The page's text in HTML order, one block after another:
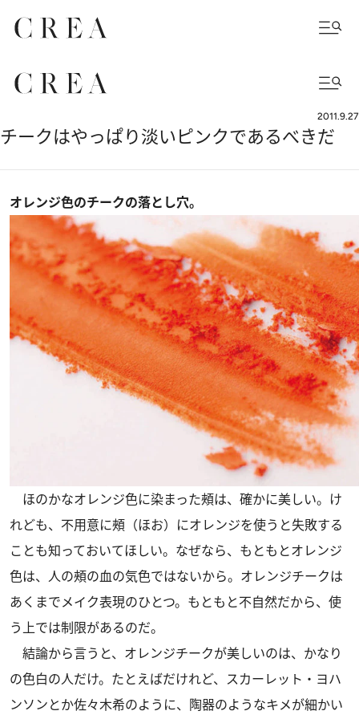
2011.9.27
チークはやっぱり淡いピンクであるべきだ
オレンジ色のチークの落とし穴。
ほのかなオレンジ色に染まった頰は、確かに美しい。け
れども、不用意に頰（ほお）にオレンジを使うと失敗する
ことも知っておいてほしい。なぜなら、もともとオレンジ
色は、人の頰の血の気色ではないから。オレンジチークは
あくまでメイク表現のひとつ。もともと不自然だから、使
う上では制限があるのだ。
結論から言うと、オレンジチークが美しいのは、かなり
の色白の人だけ。たとえばだけれど、スカーレット・ヨハ
ンソンとか佐々木希のように、陶器のようなキメが細かい